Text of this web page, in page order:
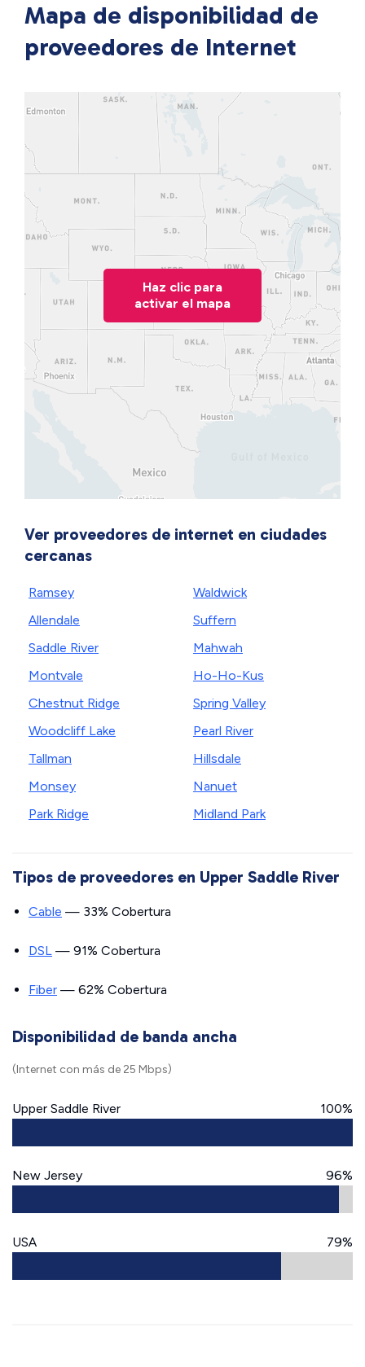
Mapa de disponibilidad de
proveedores de Internet
Haz clic para
activar el mapa
Ver proveedores de internet en ciudades
cercanas
Ramsey
Allendale
Saddle River
Montvale
Chestnut Ridge
Woodcliff Lake
Tallman
Monsey
Park Ridge
Waldwick
Suffern
Mahwah
Ho-Ho-Kus
Spring Valley
Pearl River
Hillsdale
Nanuet
Midland Park
Tipos de proveedores en Upper Saddle River
Cable — 33% Cobertura
DSL — 91% Cobertura
Fiber — 62% Cobertura
Disponibilidad de banda ancha
(Internet con más de 25 Mbps)
Upper Saddle River 100%
New Jersey 96%
USA 79%